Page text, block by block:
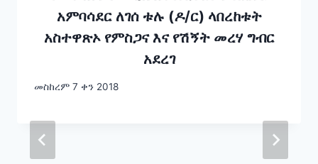
አምባሳደር ለገሰ ቱሉ (ዶ/ር) ላበረከቱት
አስተዋጽኦ የምስጋና እና የሽኝት መረሃ ግብር
አደረገ
መስከረም 7 ቀን 2018